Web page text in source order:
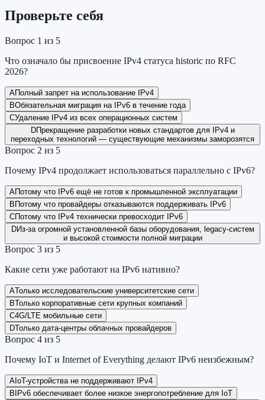
Проверьте себя
Вопрос 1 из 5
Что означало бы присвоение IPv4 статуса historic по RFC
2026?
AПолный запрет на использование IPv4
BОбязательная миграция на IPv6 в течение года
CУдаление IPv4 из всех операционных систем
DПрекращение разработки новых стандартов для IPv4 и
переходных технологий — существующие механизмы заморозятся
Вопрос 2 из 5
Почему IPv4 продолжает использоваться параллельно с IPv6?
AПотому что IPv6 ещё не готов к промышленной эксплуатации
B Потому что провайдеры отказываются поддерживать IPv6
CПотому что IPv4 технически превосходит IPv6
DИз-за огромной установленной базы оборудования, legacy-систем
и высокой стоимости полной миграции
Вопрос 3 из 5
Какие сети уже работают на IPv6 нативно?
AТолько исследовательские университетские сети
BТолько корпоративные сети крупных компаний
C4G/LTE мобильные сети
DТолько дата-центры облачных провайдеров
Вопрос 4 из 5
Почему IoT и Internet of Everything делают IPv6 неизбежным?
A IoT-устройства не поддерживают IPv4
B IPv6 обеспечивает более низкое энергопотребление для IoT